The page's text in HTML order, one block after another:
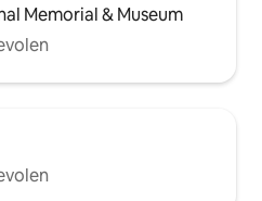
Memorial & Museum